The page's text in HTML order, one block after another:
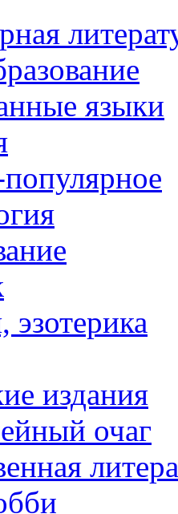
языки
эзотерика
издания
очаг